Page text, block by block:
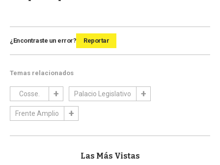
¿Encontraste un error? Reportar
Temas relacionados
Cosse. Palacio Legislativo
Frente Amplio
Las Más Vistas